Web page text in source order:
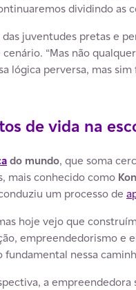
dividindo as
juventudes pretas e
“Mas não
lógica perversa, mas
de vida na
do mundo, que soma
mais conhecido como
um processo de
hoje vejo que
empreendedorismo e
nessa
a empreendedora